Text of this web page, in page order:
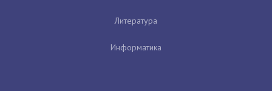
Литература
Информатика